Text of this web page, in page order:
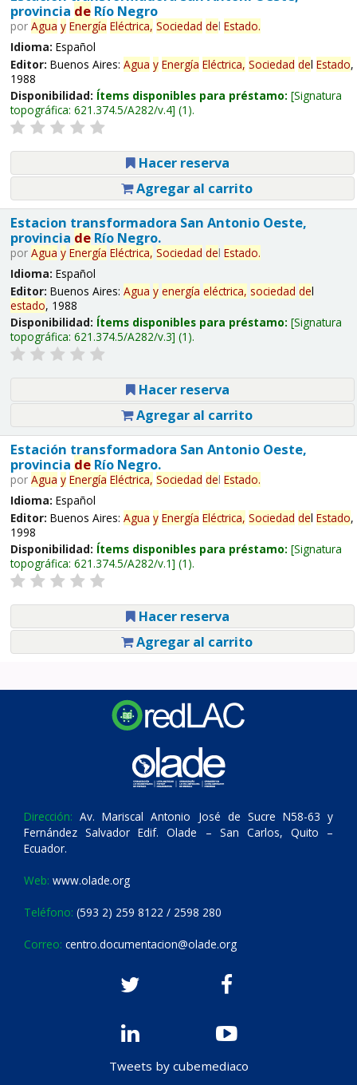
provincia deRío Negro
por Agua y Energía Eléctrica, Sociedad del Estado.
Idioma: Español
Editor: Buenos Aires: Agua y Energía Eléctrica, Sociedad del Estado,
1988
Disponibilidad: Ítems disponibles para préstamo: Signatura
topográfica: 621.374.5/A282/v.4 (1).
Hacer reserva
Agregar al carrito
Estacion transformadora San Antonio Oeste,
provincia deRío Negro.
por Agua y Energía Eléctrica, Sociedad del Estado.
Idioma: Español
Editor: Buenos Aires: Agua y energía eléctrica, sociedad del
estado, 1988
Disponibilidad: Ítems disponibles para préstamo: Signatura
topográfica: 621.374.5/A282/v.3 (1).
Hacer reserva
Agregar al carrito
Estación transformadora San Antonio Oeste,
provincia deRío Negro.
por Agua y Energía Eléctrica, Sociedad del Estado.
Idioma: Español
Editor: Buenos Aires: Agua y Energía Eléctrica, Sociedad del Estado,
1998
Disponibilidad: Ítems disponibles para préstamo: Signatura
topográfica: 621.374.5/A282/v.1 (1).
Hacer reserva
Agregar al carrito
Dirección: Av. Mariscal Antonio José de Sucre N58-63 y
Fernández Salvador Edif. Olade – San Carlos, Quito –
Ecuador.
Web: www.olade.org
Teléfono: (593 2) 259 8122 / 2598 280
Correo: centro.documentacion@olade.org
Tweets by cubemediaco